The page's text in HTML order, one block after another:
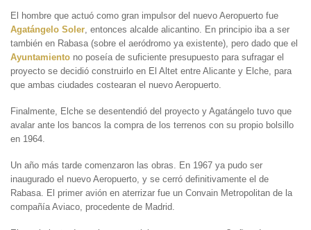
El hombre que actuó como gran impulsor del nuevo Aeropuerto fue
Agatángelo Soler , entonces alcalde alicantino. En principio iba a ser
también en Rabasa (sobre el aeródromo ya existente), pero dado que el
Ayuntamiento no poseía de suficiente presupuesto para sufragar el
proyecto se decidió construirlo en El Altet entre Alicante y Elche, para
que ambas ciudades costearan el nuevo Aeropuerto.
Finalmente, Elche se desentendió del proyecto y Agatángelo tuvo que
avalar ante los bancos la compra de los terrenos con su propio bolsillo
en 1964.
Un año más tarde comenzaron las obras. En 1967 ya pudo ser
inaugurado el nuevo Aeropuerto, y se cerró definitivamente el de
Rabasa. El primer avión en aterrizar fue un Convain Metropolitan de la
compañía Aviaco, procedente de Madrid.